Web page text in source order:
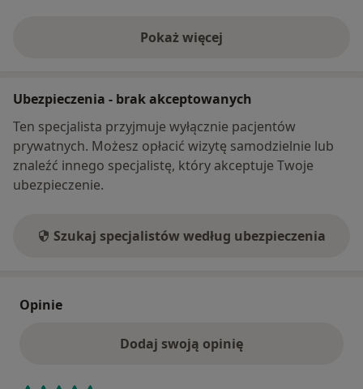
Pokaż więcej
o adresie
Ubezpieczenia - brak akceptowanych
Ten specjalista przyjmuje wyłącznie pacjentów
prywatnych. Możesz opłacić wizytę samodzielnie lub
znaleźć innego specjalistę, który akceptuje Twoje
ubezpieczenie.
Szukaj specjalistów według ubezpieczenia
Opinie
Dodaj swoją opinię